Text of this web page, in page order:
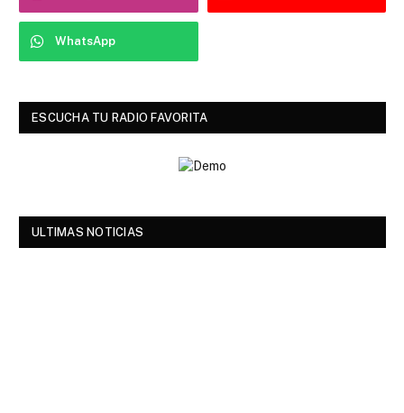
WhatsApp
ESCUCHA TU RADIO FAVORITA
ULTIMAS NOTICIAS